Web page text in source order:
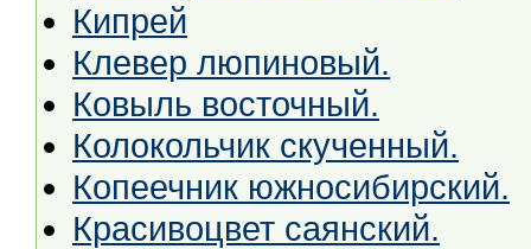
Кипрей
Клевер люпиновый.
Ковыль восточный.
Колокольчик скученный.
Копеечник южносибирский.
Красивоцвет саянский.